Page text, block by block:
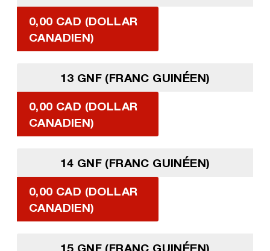
0,00 CAD (DOLLAR
CANADIEN)
13 GNF (FRANC GUINÉEN)
0,00 CAD (DOLLAR
CANADIEN)
14 GNF (FRANC GUINÉEN)
0,00 CAD (DOLLAR
CANADIEN)
15 GNF (FRANC GUINÉEN)